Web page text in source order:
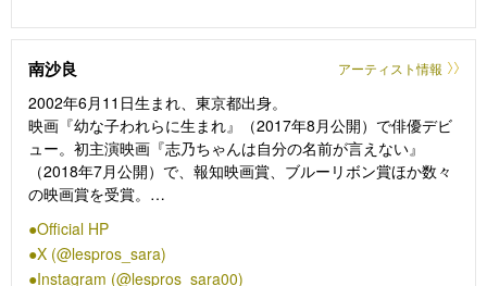
日』（18）、「凪のお暇」（19／TBS）、『先生、私の隣に座
っていただけませんか？』（21）『僕の姉ちゃん』（22／
TX）、『せかいのおきく』 （23）、「下剋上球児」（23／
TBS）、『アイミタガイ』（24）、『光る君へ』（24／NHK
大河ドラマ）などがある。
南沙良 アーティスト情報
2002年6月11日生まれ、東京都出身。
映画『幼な子われらに生まれ』（2017年8月公開）で俳優デビ
ュー。初主演映画『志乃ちゃんは自分の名前が言えない』
（2018年7月公開）で、報知映画賞、ブルーリボン賞ほか数々
の映画賞を受賞。
れなくても別に』（主演）、NHK大河ドラマ『光る君へ』、
DMM TVオリジナルドラマ『外道の歌』、ABEMA✕Netflixドラ
Official HP
X (@lespros_sara)
Instagram (@lespros_sara00)